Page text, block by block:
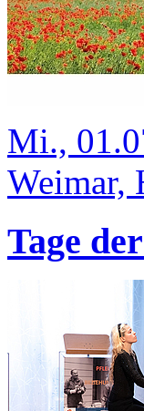
Mi.,
Weimar,
Tage